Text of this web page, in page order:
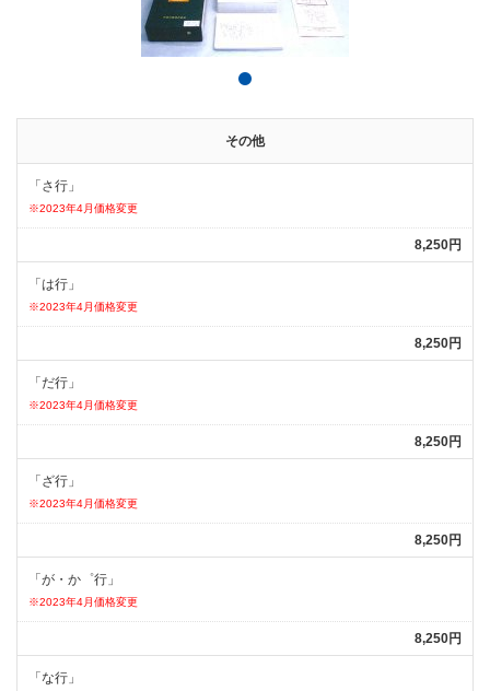
その他
「さ行」
※2023年4月価格変更
8,250円
「は行」
※2023年4月価格変更
8,250円
「だ行」
※2023年4月価格変更
8,250円
「ざ行」
※2023年4月価格変更
8,250円
「が・か゜行」
※2023年4月価格変更
8,250円
「な行」